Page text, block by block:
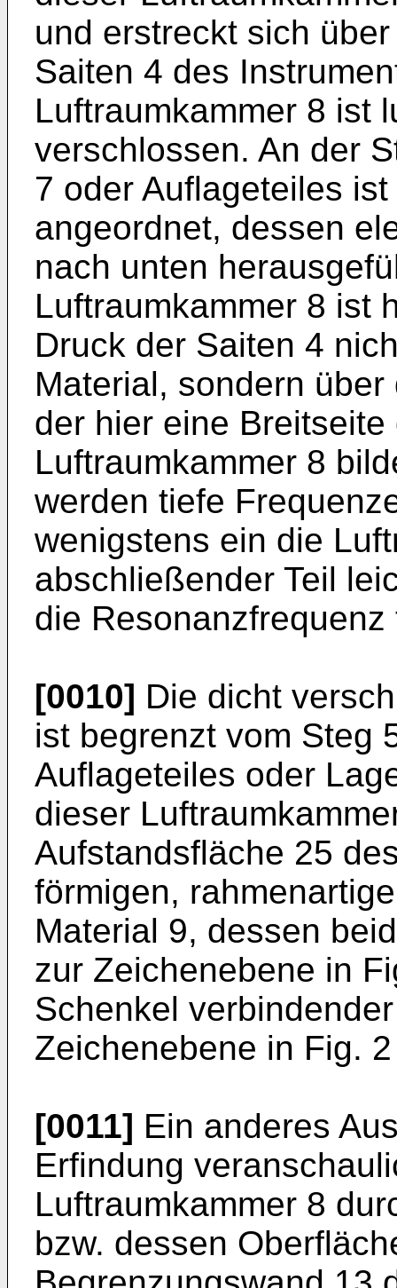
und erstreckt sich
Saiten 4 des
Luftraumkammer 8 ist
verschlossen. An der
7 oder Auflageteiles
angeordnet, dessen
nach unten
Luftraumkammer 8 ist
Druck der Saiten 4
Material, sondern
der hier eine
Luftraumkammer 8
werden tiefe
wenigstens ein die
abschließender Teil
die
[0010] Die dicht
ist begrenzt vom Steg
Auflageteiles oder
dieser
Aufstandsfläche 25
förmigen,
Material 9, dessen
zur Zeichenebene in
Schenkel
Zeichenebene in Fig.
[0011] Ein anderes
Erfindung
Luftraumkammer 8
bzw. dessen